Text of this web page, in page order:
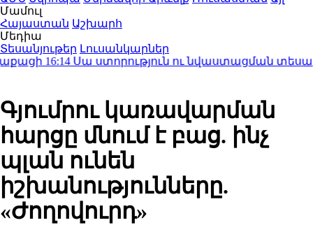
Մամուլ
Հայաստան Աշխարհ
Մեդիա
Տեսանյութեր Լուսանկարներ
16:14 Սա ստորություն ու նվաստացման
Գյումրու կառավարման
հարցը մնում է բաց. ինչ
պլան ունեն
իշխանությունները.
«Ժողովուրդ»